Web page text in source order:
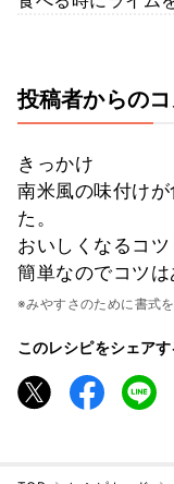
投稿者からのコ
きっかけ
南米風の味付け
た。
おいしくなるコツ
簡単なのでコツ
※みやすさのために書式
このレシピをシェアす